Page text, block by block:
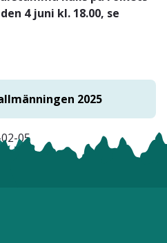
4 juni kl. 18.00, se
2025
05